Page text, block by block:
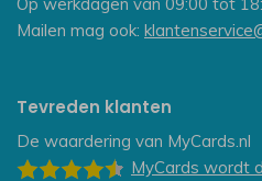
Mailen mag ook:
Tevreden klanten
De waardering van MyCards.nl
MyCards wordt